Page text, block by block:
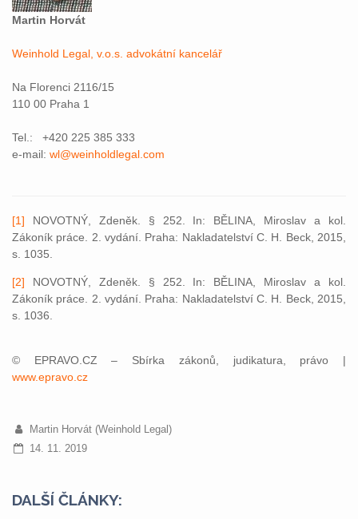
Martin Horvát
Weinhold Legal, v.o.s. advokátní kancelář
Na Florenci 2116/15
110 00 Praha 1
Tel.: +420 225 385 333
e-mail: wl@weinholdlegal.com
[1] NOVOTNÝ, Zdeněk. § 252. In: BĚLINA, Miroslav a kol.
Zákoník práce. 2. vydání. Praha: Nakladatelství C. H. Beck, 2015,
s. 1035.
[2] NOVOTNÝ, Zdeněk. § 252. In: BĚLINA, Miroslav a kol.
Zákoník práce. 2. vydání. Praha: Nakladatelství C. H. Beck, 2015,
s. 1036.
© EPRAVO.CZ – Sbírka zákonů, judikatura, právo |
www.epravo.cz
Martin Horvát (Weinhold Legal)
14. 11. 2019
DALŠÍ ČLÁNKY: